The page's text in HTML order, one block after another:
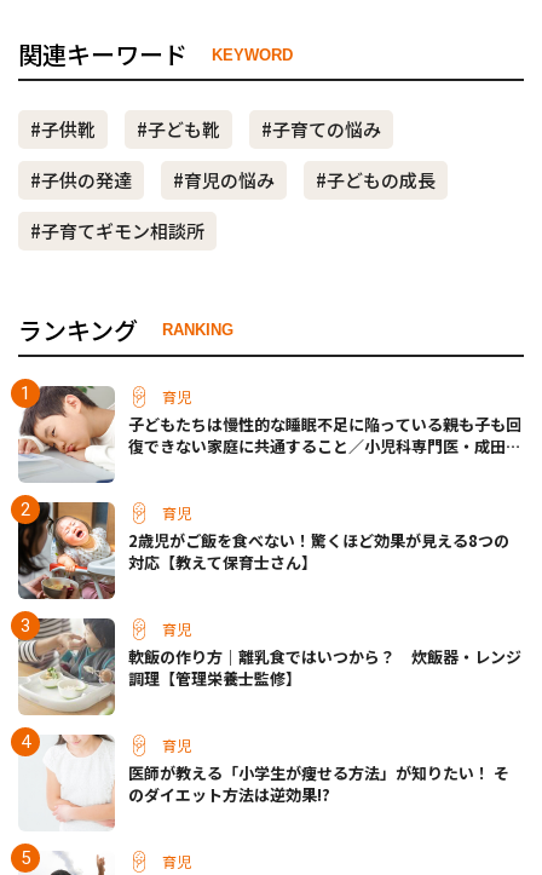
関連キーワード KEYWORD
#子供靴 #子ども靴
#子育ての悩み
#子供の発達
#育児の悩み
#子どもの成長
#子育てギモン相談所
ランキング RANKING
育児
子どもたちは慢性的な睡眠不足に陥っている――親も子も回
復できない家庭に共通すること／小児科専門医・成田奈
育児
2歳児がご飯を食べない！驚くほど効果が見える8つの
対応【教えて保育士さん】
育児
軟飯の作り方｜離乳食ではいつから？ 炊飯器・レンジ
調理【管理栄養士監修】
育児
医師が教える「小学生が痩せる方法」が知りたい！ そ
のダイエット方法は逆効果!?
育児